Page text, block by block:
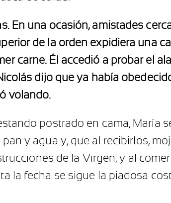
En una ocasión, amistades
de la orden expidiera una
carne. Él accedió a probar el
dijo que ya había
volando.
postrado en cama, María
y agua y, que al recibirlos,
de la Virgen, y al
la fecha se sigue la piadosa